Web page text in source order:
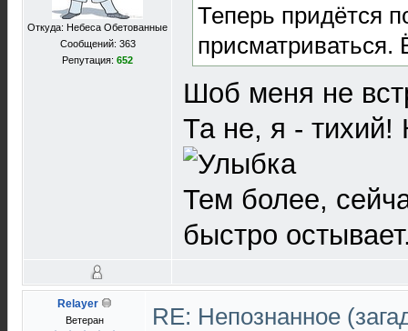
Откуда: Небеса Обетованные
Сообщений: 363
Репутация: 652
Теперь придётся
присматриваться.
Шоб меня не
Та не, я - тихий!
Тем более,
быстро
Relayer
Ветеран
RE: Непознанное